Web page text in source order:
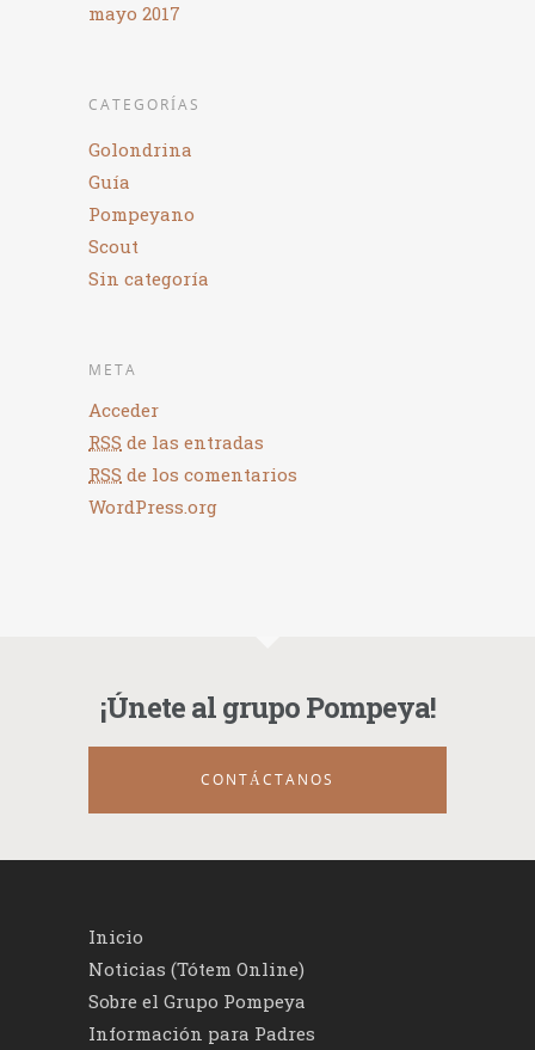
mayo 2017
CATEGORÍAS
Golondrina
Guía
Pompeyano
Scout
Sin categoría
META
Acceder
RSS de las entradas
RSS de los comentarios
WordPress.org
¡Únete al grupo Pompeya!
CONTÁCTANOS
Inicio
Noticias (Tótem Online)
Sobre el Grupo Pompeya
Información para Padres